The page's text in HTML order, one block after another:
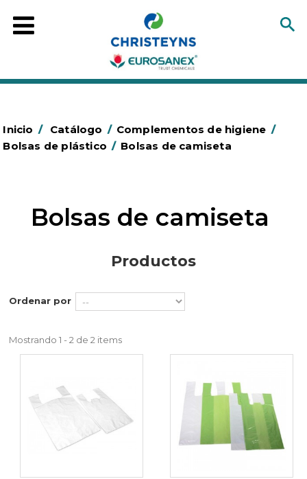
Inicio / Catálogo / Complementos de higiene /
Bolsas de plástico / Bolsas de camiseta
Bolsas de camiseta
Productos
Ordenar por
Mostrando 1 - 2 de 2 items